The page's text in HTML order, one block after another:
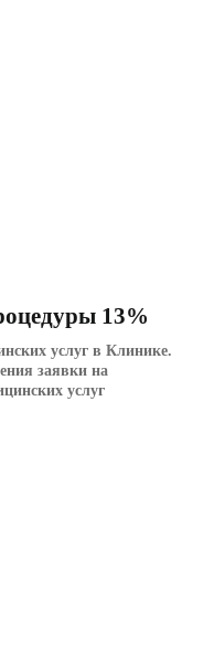
13%
услуг в Клинике.
заявки на
услуг